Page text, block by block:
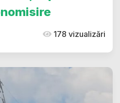
178 vizualizări